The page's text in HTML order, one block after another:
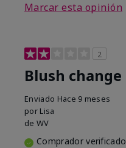
Marcar esta opinión
2
Blush change
Enviado Hace 9 meses
por Lisa
de WV
Comprador verificado